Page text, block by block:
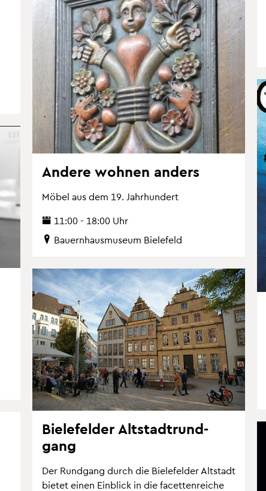
An­de­re woh­nen an­ders
Möbel aus dem 19. Jahr­hun­dert
11:00 - 18:00 Uhr
Bau­ern­haus­mu­se­um Bie­le­feld
Bie­le­fel­der Alt­stadt­rund­
gang
Der Rund­gang durch die Bie­le­fel­der Alt­stadt
bie­tet einen Ein­blick in die fa­cet­ten­rei­che